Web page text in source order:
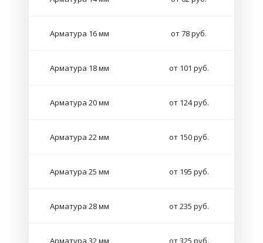
Арматура 16 мм от 78 руб.
Арматура 18 мм от 101 руб.
Арматура 20 мм от 124 руб.
Арматура 22 мм от 150 руб.
Арматура 25 мм от 195 руб.
Арматура 28 мм от 235 руб.
Арматура 32 мм от 325 руб.